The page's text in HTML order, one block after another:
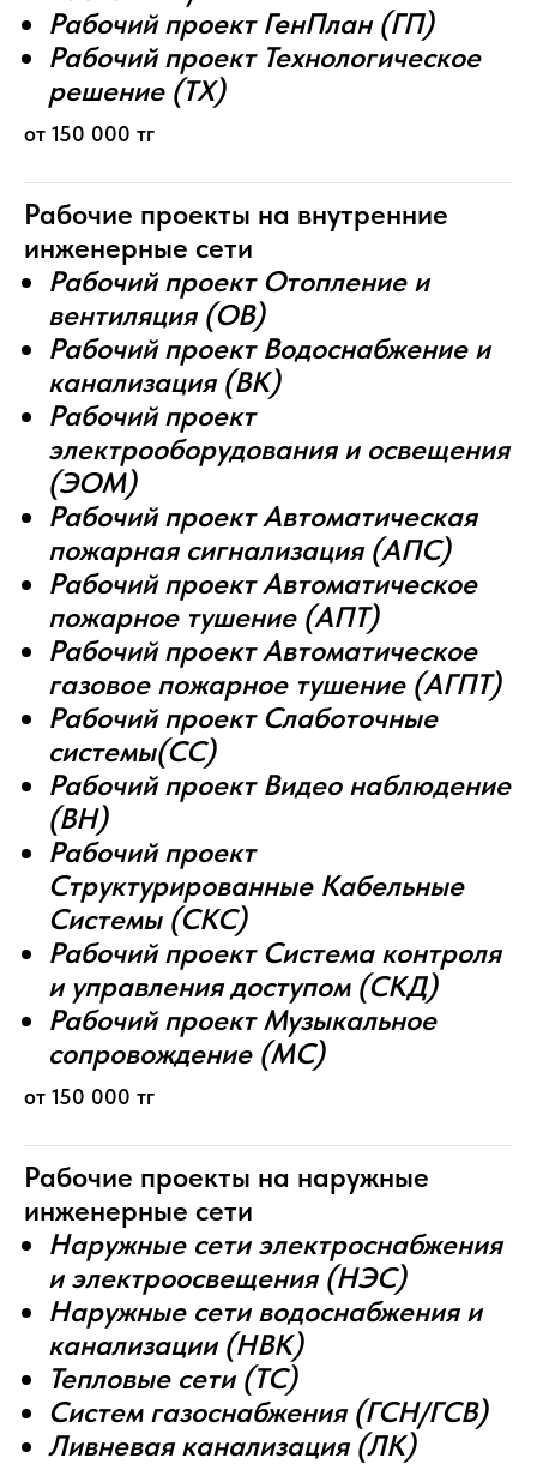
Рабочий проект ГенПлан (ГП)
Рабочий проект Технологическое
решение (ТХ)
от 150 000 тг
Рабочие проекты на внутренние
инженерные сети
Рабочий проект Отопление и
вентиляция (ОВ)
Рабочий проект Водоснабжение и
канализация (ВК)
Рабочий проект
электрооборудования и освещения
(ЭОМ)
Рабочий проект Автоматическая
пожарная сигнализация (АПС)
Рабочий проект Автоматическое
пожарное тушение (АПТ)
Рабочий проект Автоматическое
газовое пожарное тушение (АГПТ)
Рабочий проект Слаботочные
системы(СС)
Рабочий проект Видео наблюдение
(ВН)
Рабочий проект
Структурированные Кабельные
Системы (СКС)
Рабочий проект Система контроля
и управления доступом (СКД)
Рабочий проект Музыкальное
сопровождение (МС)
от 150 000 тг
Рабочие проекты на наружные
инженерные сети
Наружные сети электроснабжения
и электроосвещения (НЭС)
Наружные сети водоснабжения и
канализации (НВК)
Тепловые сети (ТС)
Систем газоснабжения (ГСН/ГСВ)
Ливневая канализация (ЛК)